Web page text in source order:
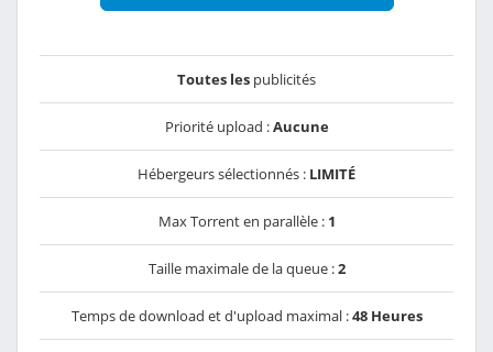
Toutes les publicités
Priorité upload :Aucune
Hébergeurs sélectionnés : LIMITÉ
Max Torrent en parallèle : 1
Taille maximale de la queue :2
Temps de download et d'upload maximal :48 Heures